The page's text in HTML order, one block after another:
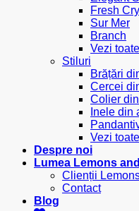
Fresh
Sur Mer
Branch
Vezi
Stiluri
Brățări
Cercei
Colier
Inele din
Vezi
Despre noi
Lumea Lemons
Clienții
Contact
Blog